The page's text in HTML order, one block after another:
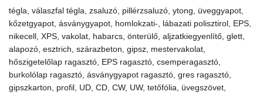
tégla, válaszfal tégla, zsaluzó, pillérzsaluzó, ytong, üveggyapot,
kőzetgyapot, ásványgyapot, homlokzati-, lábazati polisztirol, EPS,
nikecell, XPS, vakolat, habarcs, önterülő, aljzatkiegyenlítő, glett,
alapozó, esztrich, szárazbeton, gipsz, mestervakolat,
hőszigetelőlap ragasztó, EPS ragasztó, csemperagasztó,
burkolólap ragasztó, ásványgyapot ragasztó, gres ragasztó,
gipszkarton, profil, UD, CD, CW, UW, tetőfólia, üvegszövet,